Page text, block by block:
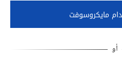
مايكروسوفت